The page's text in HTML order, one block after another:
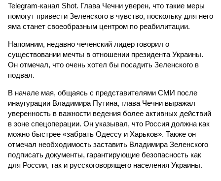
Telegram-канал Shot. Глава Чечни уверен, что такие меры
помогут привести Зеленского в чувство, поскольку для него
яма станет своеобразным центром по реабилитации.
Напомним, недавно чеченский лидер говорил о
существовании мечты в отношении президента Украины.
Он отмечал, что очень хотел бы посадить Зеленского в
подвал.
В начале мая, общаясь с представителями СМИ после
инаугурации Владимира Путина, глава Чечни выражал
уверенность в важности ведения более активных действий
в зоне спецоперации. Он указывал, что Россия должна как
можно быстрее «забрать Одессу и Харьков». Также он
отмечал необходимость заставить Владимира Зеленского
подписать документы, гарантирующие безопасность как
для России, так и русскоговорящего населения Украины.